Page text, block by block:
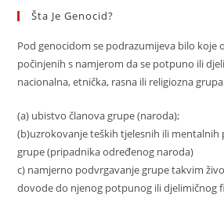
Šta Je Genocid?
Pod genocidom se podrazumijeva bilo koje
počinjenih s namjerom da se potpuno ili
nacionalna, etnička, rasna ili religiozna
(a) ubistvo članova grupe (naroda);
(b)uzrokovanje teških tjelesnih ili mentalnih
grupe (pripadnika određenog naroda)
c) namjerno podvrgavanje grupe takvim
dovode do njenog potpunog ili djelimičnog